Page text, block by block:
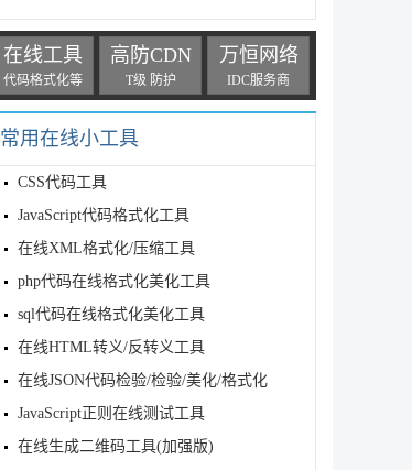
在线工具
代码格式化等
高防CDN
T级 防护
万恒网络
IDC服务商
常用在线小工具
CSS代码工具
JavaScript代码格式化工具
在线XML格式化/压缩工具
php代码在线格式化美化工具
sql代码在线格式化美化工具
在线HTML转义/反转义工具
在线JSON代码检验/检验/美化/格式化
JavaScript正则在线测试工具
在线生成二维码工具(加强版)